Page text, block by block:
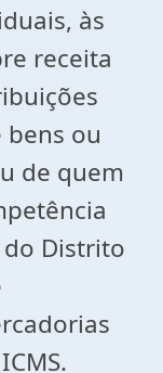
às
receita
ou
de quem
Distrito